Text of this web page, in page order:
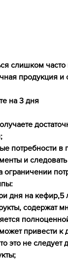
продукция и
на 3 дня
потребности в
и
ограничении
дня на кефир,5
содержат
привести к
это не следует